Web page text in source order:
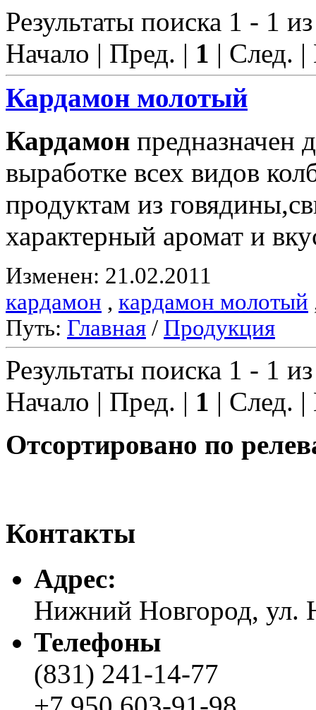
Результаты поиска 1 - 1
Начало | Пред. | 1 | След.
Кардамон молотый
Кардамон предназначен
выработке всех видов
продуктам из
характерный аромат и
Изменен: 21.02.2011
кардамон , кардамон молотый
Путь: Главная / Продукция
Результаты поиска 1 - 1
Начало | Пред. | 1 | След.
Отсортировано по
Контакты
Адреc:
Нижний Новгород, ул.
Телефоны
(831) 241-14-77